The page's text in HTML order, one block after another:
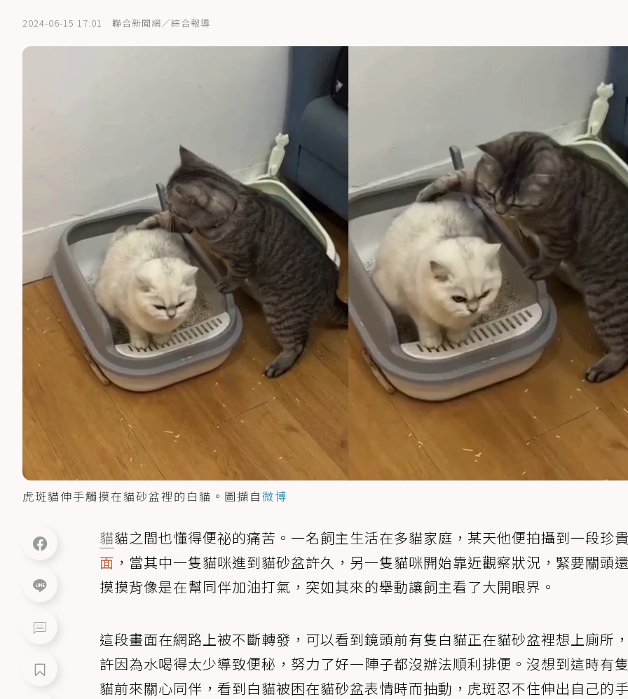
2024-06-15 17:01 聯合新聞網／綜合報導
虎斑貓伸手觸摸在貓砂盆裡的白貓。圖擷自微博
貓貓之間也懂得便祕的痛苦。一名飼主生活在多貓家庭，某天他便拍攝到一段珍
面 ，當其中一隻貓咪進到貓砂盆許久，另一隻貓咪開始靠近觀察狀況，緊要關頭
摸摸背像是在幫同伴加油打氣，突如其來的舉動讓飼主看了大開眼界。
這段畫面在網路上被不斷轉發，可以看到鏡頭前有隻白貓正在貓砂盆裡想上廁所
許因為水喝得太少導致便秘，努力了好一陣子都沒辦法順利排便。沒想到這時有
貓前來關心同伴，看到白貓被困在貓砂盆表情時而抽動，虎斑忍不住伸出自己的